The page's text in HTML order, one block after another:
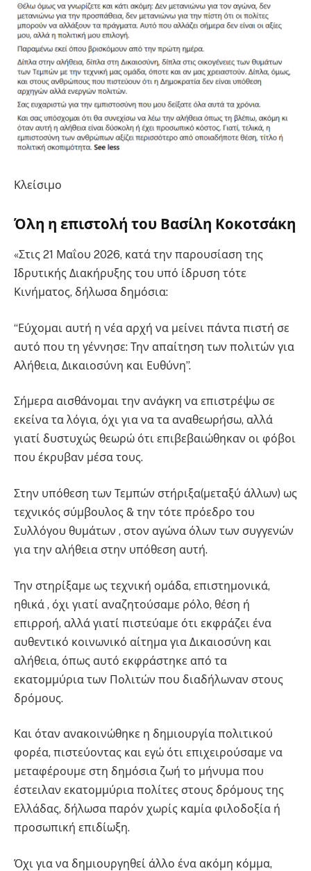
Κλείσιμο
Όλη η επιστολή του Βασίλη Κοκοτσάκη
«Στις 21 Μαΐου 2026, κατά την παρουσίαση της
Ιδρυτικής Διακήρυξης του υπό ίδρυση τότε
Κινήματος, δήλωσα δημόσια:
“Εύχομαι αυτή η νέα αρχή να μείνει πάντα πιστή σε
αυτό που τη γέννησε: Την απαίτηση των πολιτών για
Αλήθεια, Δικαιοσύνη και Ευθύνη”.
Σήμερα αισθάνομαι την ανάγκη να επιστρέψω σε
εκείνα τα λόγια, όχι για να τα αναθεωρήσω, αλλά
γιατί δυστυχώς θεωρώ ότι επιβεβαιώθηκαν οι φόβοι
που έκρυβαν μέσα τους.
Στην υπόθεση των Τεμπών στήριξα(μεταξύ άλλων) ως
τεχνικός σύμβουλος & την τότε πρόεδρο του
Συλλόγου θυμάτων , στον αγώνα όλων των συγγενών
για την αλήθεια στην υπόθεση αυτή.
Την στηρίξαμε ως τεχνική ομάδα, επιστημονικά,
ηθικά , όχι γιατί αναζητούσαμε ρόλο, θέση ή
επιρροή, αλλά γιατί πιστεύαμε ότι εκφράζει ένα
αυθεντικό κοινωνικό αίτημα για Δικαιοσύνη και
αλήθεια, όπως αυτό εκφράστηκε από τα
εκατομμύρια των Πολιτών που διαδήλωναν στους
δρόμους.
Και όταν ανακοινώθηκε η δημιουργία πολιτικού
φορέα, πιστεύοντας και εγώ ότι επιχειρούσαμε να
μεταφέρουμε στη δημόσια ζωή το μήνυμα που
έστειλαν εκατομμύρια πολίτες στους δρόμους της
Ελλάδας, δήλωσα παρόν χωρίς καμία φιλοδοξία ή
προσωπική επιδίωξη.
Όχι για να δημιουργηθεί άλλο ένα ακόμη κόμμα,